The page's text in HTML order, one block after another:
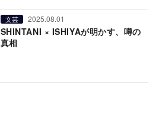
文芸 2025.08.01
SHINTANI × ISHIYAが明かす、噂の
真相